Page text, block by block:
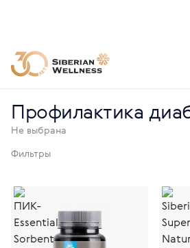
Профилактика
Не выбрана
Фильтры